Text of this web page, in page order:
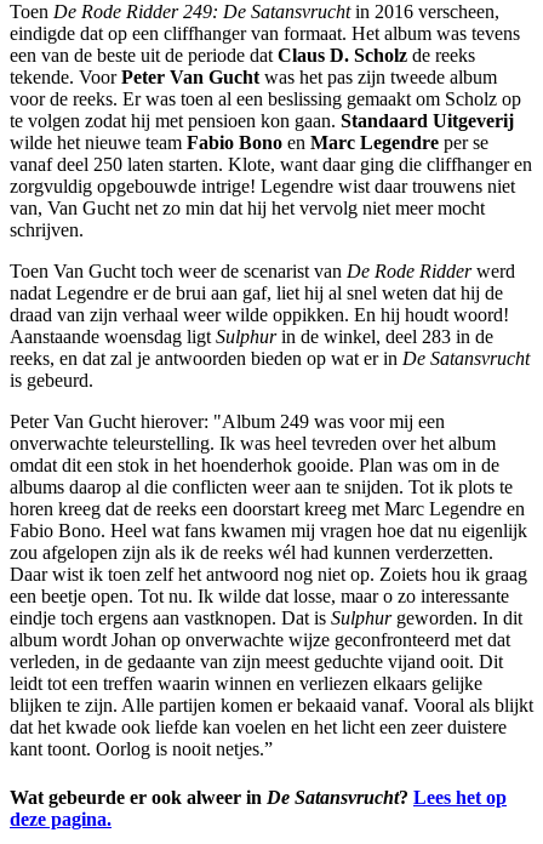
Toen De Rode Ridder 249: De Satansvruchtin 2016 verscheen,
eindigde dat op een cliffhanger van formaat. Het album was tevens
een van de beste uit de periode dat Claus D. Scholz de reeks
tekende. VoorPeter Van Gucht was het pas zijn tweede album
voor de reeks. Er was toen al een beslissing gemaakt om Scholz op
te volgen zodat hij met pensioen kon gaan. Standaard Uitgeverij
wilde het nieuwe team Fabio Bono en Marc Legendre per se
vanaf deel 250 laten starten. Klote, want daar ging die cliffhanger en
zorgvuldig opgebouwde intrige! Legendre wist daar trouwens niet
van, Van Gucht net zo min dat hij het vervolg niet meer mocht
schrijven.
Toen Van Gucht toch weer de scenarist van De Rode Ridderwerd
nadat Legendre er de brui aan gaf, liet hij al snel weten dat hij de
draad van zijn verhaal weer wilde oppikken. En hij houdt woord!
Aanstaande woensdag ligt Sulphurin de winkel, deel 283 in de
reeks, en dat zal je antwoorden bieden op wat er in De Satansvrucht
is gebeurd.
Peter Van Gucht hierover: "Album 249 was voor mij een
onverwachte teleurstelling. Ik was heel tevreden over het album
omdat dit een stok in het hoenderhok gooide. Plan was om in de
albums daarop al die conflicten weer aan te snijden. Tot ik plots te
horen kreeg dat de reeks een doorstart kreeg met Marc Legendre en
Fabio Bono. Heel wat fans kwamen mij vragen hoe dat nu eigenlijk
zou afgelopen zijn als ik de reeks wél had kunnen verderzetten.
Daar wist ik toen zelf het antwoord nog niet op. Zoiets hou ik graag
een beetje open. Tot nu. Ik wilde dat losse, maar o zo interessante
eindje toch ergens aan vastknopen. Dat is Sulphurgeworden. In dit
album wordt Johan op onverwachte wijze geconfronteerd met dat
verleden, in de gedaante van zijn meest geduchte vijand ooit. Dit
leidt tot een treffen waarin winnen en verliezen elkaars gelijke
blijken te zijn. Alle partijen komen er bekaaid vanaf. Vooral als blijkt
dat het kwade ook liefde kan voelen en het licht een zeer duistere
kant toont. Oorlog is nooit netjes.”
Wat gebeurde er ook alweer in De Satansvrucht? Lees het op
deze pagina.